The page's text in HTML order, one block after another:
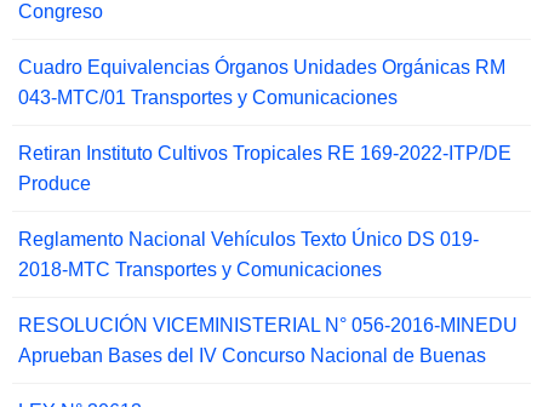
Congreso
Cuadro Equivalencias Órganos Unidades Orgánicas RM
043-MTC/01 Transportes y Comunicaciones
Retiran Instituto Cultivos Tropicales RE 169-2022-ITP/DE
Produce
Reglamento Nacional Vehículos Texto Único DS 019-
2018-MTC Transportes y Comunicaciones
RESOLUCIÓN VICEMINISTERIAL N° 056-2016-MINEDU
Aprueban Bases del IV Concurso Nacional de Buenas